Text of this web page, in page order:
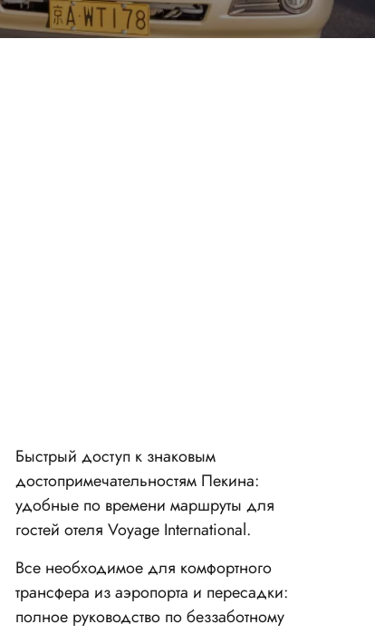
Быстрый доступ к знаковым
достопримечательностям Пекина:
удобные по времени маршруты для
гостей отеля Voyage International.
Все необходимое для комфортного
трансфера из аэропорта и пересадки:
полное руководство по беззаботному